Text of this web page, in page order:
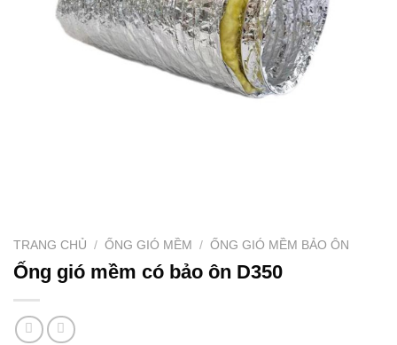
TRANG CHỦ / ỐNG GIÓ MỀM / ỐNG GIÓ MỀM BẢO ÔN
Ống gió mềm có bảo ôn D350